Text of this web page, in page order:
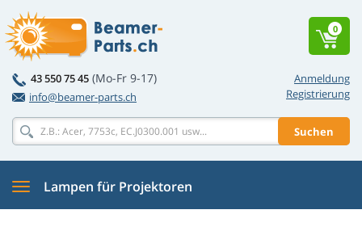
Anmeldung
Registrierung
43 550 75 45 (Mo-Fr 9-17)
info@beamer-parts.ch
Suchen
0
Lampen für Projektoren